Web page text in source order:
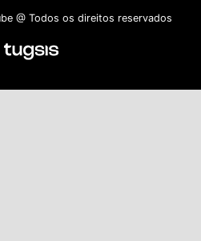
@ Todos os direitos reservados